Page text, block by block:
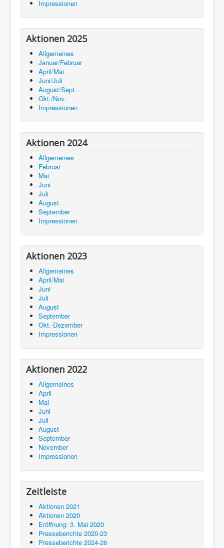
Impressionen
Aktionen 2025
Allgemeines
Januar/Februar
April/Mai
Juni/Juli
August/Sept.
Okt./Nov.
Impressionen
Aktionen 2024
Allgemeines
Februar
Mai
Juni
Juli
August
September
Impressionen
Aktionen 2023
Allgemeines
April/Mai
Juni
Juli
August
September
Okt.-Dezember
Impressionen
Aktionen 2022
Allgemeines
April
Mai
Juni
Juli
August
September
November
Impressionen
Zeitleiste
Aktionen 2021
Aktionen 2020
Eröffnung: 3. Mai 2020
Presseberichte 2020-23
Presseberichte 2024-26